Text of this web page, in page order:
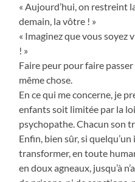
« Aujourd’hui, on restreint
demain, la vôtre ! »
« Imaginez que vous soyez
! »
Faire peur pour faire passer
même chose.
En ce qui me concerne, je
enfants soit limitée par la
psychopathe. Chacun son
Enfin, bien sûr, si
transformer, en toute
en doux agneaux, jusqu’à